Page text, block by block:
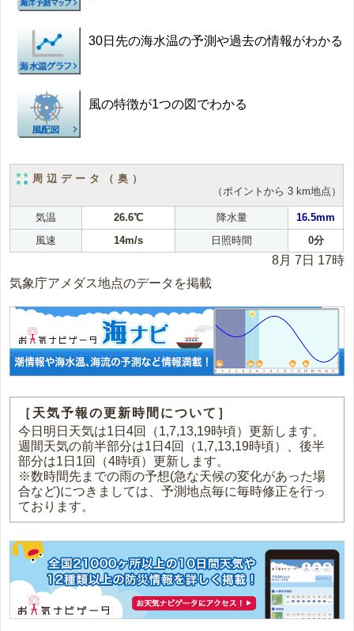
30日先の海水温の予測や過去の情報がわかる
風の特徴が1つの図でわかる
周辺データ（奥）
（ポイントから 3 km地点）
気温 26.6℃ 降水量
16.5mm
風速
14m/s 日照時間 0分
8月 7日 17時
気象庁アメダス地点のデータを掲載
［天気予報の更新時間について］
今日明日天気は1日4回（1,7,13,19時頃）更新します。
週間天気の前半部分は1日4回（1,7,13,19時頃）、後半
部分は1日1回（4時頃）更新します。
※数時間先までの雨の予想(急な天候の変化があった場
合など)につきましては、予測地点毎に毎時修正を行っ
ております。